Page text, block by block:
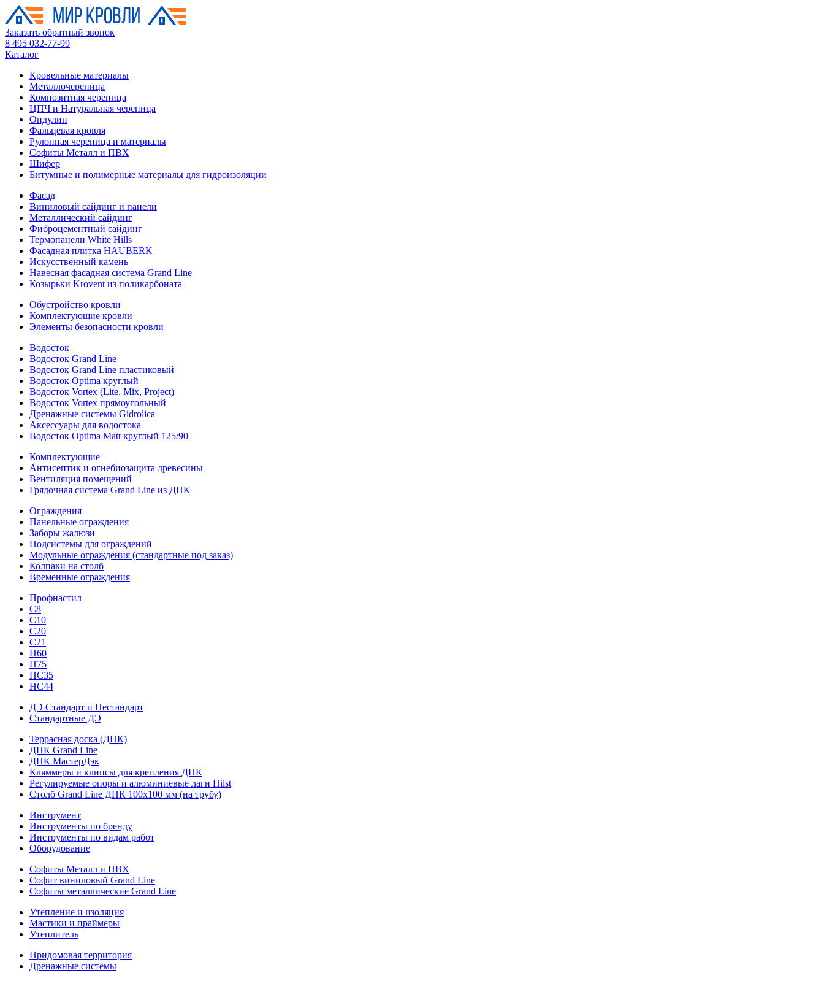
Заказать обратный звонок
8 495 032-77-99
Каталог
Кровельные материалы
Металлочерепица
Композитная черепица
ЦПЧ и Натуральная черепица
Ондулин
Фальцевая кровля
Рулонная черепица и материалы
Софиты Металл и ПВХ
Шифер
Битумные и полимерные материалы для гидроизоляции
Фасад
Виниловый сайдинг и панели
Металлический сайдинг
Фиброцементный сайдинг
Термопанели White Hills
Фасадная плитка HAUBERK
Искусственный камень
Навесная фасадная система Grand Line
Козырьки Krovent из поликарбоната
Обустройство кровли
Комплектующие кровли
Элементы безопасности кровли
Водосток
Водосток Grand Line
Водосток Grand Line пластиковый
Водосток Optima круглый
Водосток Vortex (Lite, Mix, Project)
Водосток Vortex прямоугольный
Дренажные системы Gidrolica
Аксессуары для водостока
Водосток Optima Matt круглый 125/90
Комплектующие
Антисептик и огнебиозащита древесины
Вентиляция помещений
Грядочная система Grand Line из ДПК
Ограждения
Панельные ограждения
Заборы жалюзи
Подсистемы для ограждений
Модульные ограждения (стандартные под заказ)
Колпаки на столб
Временные ограждения
Профнастил
С8
С10
С20
С21
H60
H75
HС35
НС44
ДЭ Стандарт и Нестандарт
Стандартные ДЭ
Террасная доска (ДПК)
ДПК Grand Line
ДПК МастерДэк
Кляммеры и клипсы для крепления ДПК
Регулируемые опоры и алюминиевые лаги Hilst
Столб Grand Line ДПК 100х100 мм (на трубу)
Инструмент
Инструменты по бренду
Инструменты по видам работ
Оборудование
Софиты Металл и ПВХ
Софит виниловый Grand Line
Софиты металлические Grand Line
Утепление и изоляция
Мастики и праймеры
Утеплитель
Придомовая территория
Дренажные системы